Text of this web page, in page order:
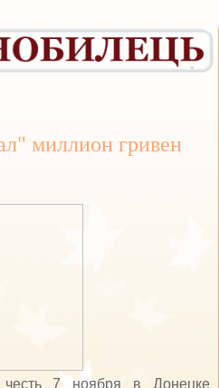
миллион гривен
7 ноября в Донецке